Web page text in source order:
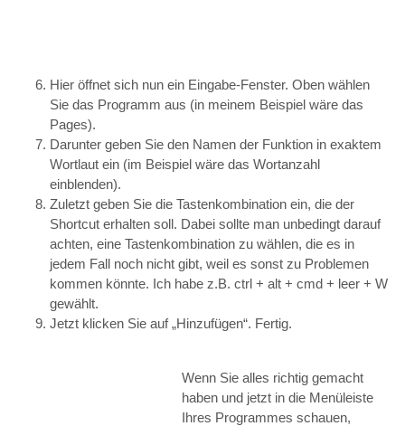
Hier öffnet sich nun ein Eingabe-Fenster. Oben wählen
Sie das Programm aus (in meinem Beispiel wäre das
Pages).
Darunter geben Sie den Namen der Funktion in exaktem
Wortlaut ein (im Beispiel wäre das Wortanzahl
einblenden).
Zuletzt geben Sie die Tastenkombination ein, die der
Shortcut erhalten soll. Dabei sollte man unbedingt darauf
achten, eine Tastenkombination zu wählen, die es in
jedem Fall noch nicht gibt, weil es sonst zu Problemen
kommen könnte. Ich habe z.B. ctrl + alt + cmd + leer + W
gewählt.
Jetzt klicken Sie auf „Hinzufügen“. Fertig.
Wenn Sie alles richtig gemacht
haben und jetzt in die Menüleiste
Ihres Programmes schauen,